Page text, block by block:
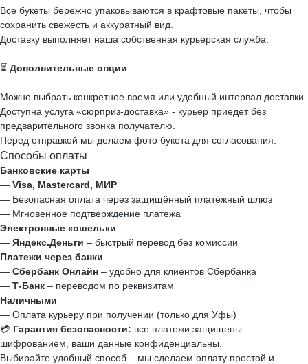
Все букеты бережно упаковываются в крафтовые пакеты, чтобы
сохранить свежесть и аккуратный вид.
Доставку выполняет наша собственная курьерская служба.
⏳ Дополнительные опции
Можно выбрать конкретное время или удобный интервал доставки.
Доступна услуга «сюрприз-доставка» - курьер приедет без
предварительного звонка получателю.
Перед отправкой мы делаем фото букета для согласования.
Способы оплаты
Банковские карты
— Visa, Mastercard, МИР
— Безопасная оплата через защищённый платёжный шлюз
— Мгновенное подтверждение платежа
Электронные кошельки
— Яндекс.Деньги – быстрый перевод без комиссии
Платежи через банки
— Сбербанк Онлайн – удобно для клиентов Сбербанка
— Т‑Банк – переводом по реквизитам
Наличными
— Оплата курьеру при получении (только для Уфы)
💳 Гарантия безопасности: все платежи защищены
шифрованием, ваши данные конфиденциальны.
Выбирайте удобный способ – мы сделаем оплату простой и